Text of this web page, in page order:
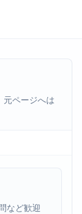
元ページへは
など歓迎